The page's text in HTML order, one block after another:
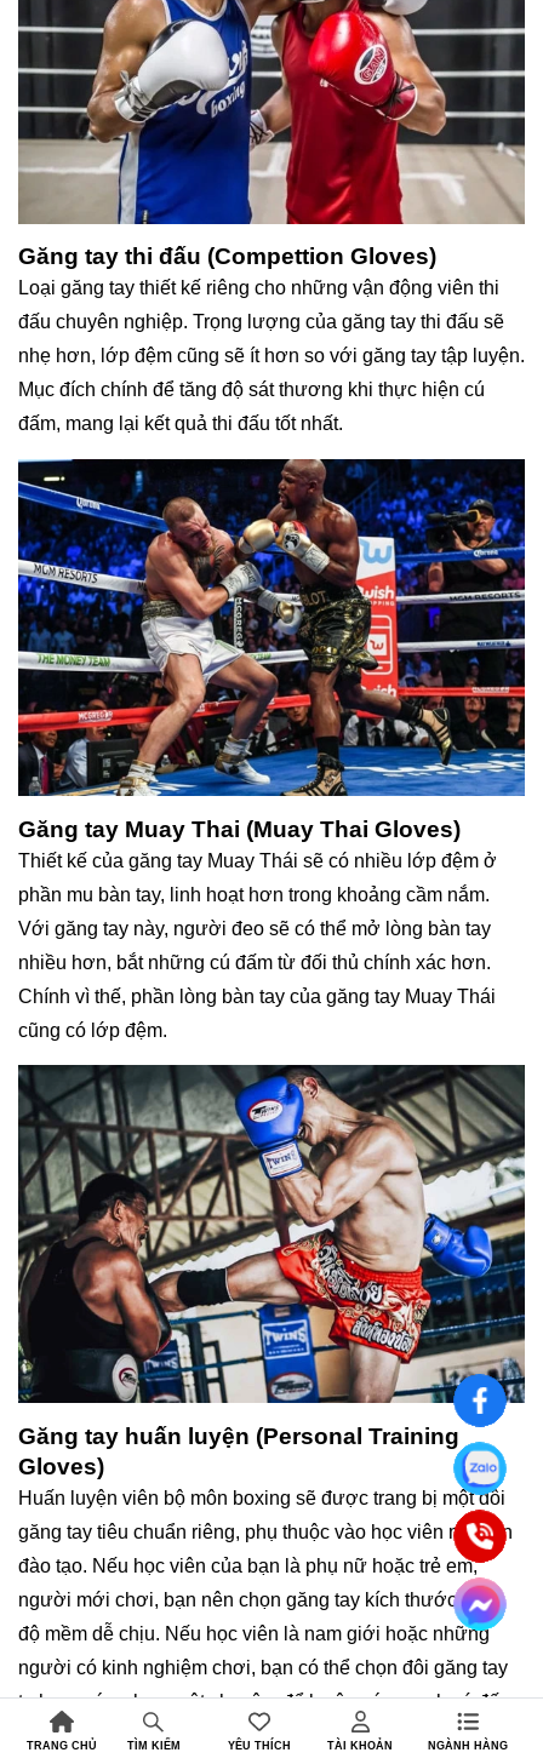
Găng tay thi đấu (Compettion Gloves)
Loại găng tay thiết kế riêng cho những vận động viên thi
đấu chuyên nghiệp. Trọng lượng của găng tay thi đấu sẽ
nhẹ hơn, lớp đệm cũng sẽ ít hơn so với găng tay tập luyện.
Mục đích chính để tăng độ sát thương khi thực hiện cú
đấm, mang lại kết quả thi đấu tốt nhất.
Găng tay Muay Thai (Muay Thai Gloves)
Thiết kế của găng tay Muay Thái sẽ có nhiều lớp đệm ở
phần mu bàn tay, linh hoạt hơn trong khoảng cầm nắm.
Với găng tay này, người đeo sẽ có thể mở lòng bàn tay
nhiều hơn, bắt những cú đấm từ đối thủ chính xác hơn.
Chính vì thế, phần lòng bàn tay của găng tay Muay Thái
cũng có lớp đệm.
Găng tay huấn luyện (Personal Training
Gloves)
Huấn luyện viên bộ môn boxing sẽ được trang bị một đôi
găng tay tiêu chuẩn riêng, phụ thuộc vào học viên mà bạn
đào tạo. Nếu học viên của bạn là phụ nữ hoặc trẻ em,
người mới chơi, bạn nên chọn găng tay kích thước nhỏ,
độ mềm dễ chịu. Nếu học viên là nam giới hoặc những
người có kinh nghiệm chơi, bạn có thể chọn đôi găng tay
to hơn, cứng hơn một chuyện, để luyện sức mạnh cú đấm
tốt hơn.
TRANG CHỦ TÌM KIẾM YÊU THÍCH TÀI KHOẢN NGÀNH HÀNG